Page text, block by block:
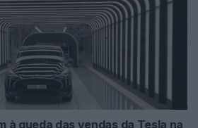
à queda das vendas da Tesla na